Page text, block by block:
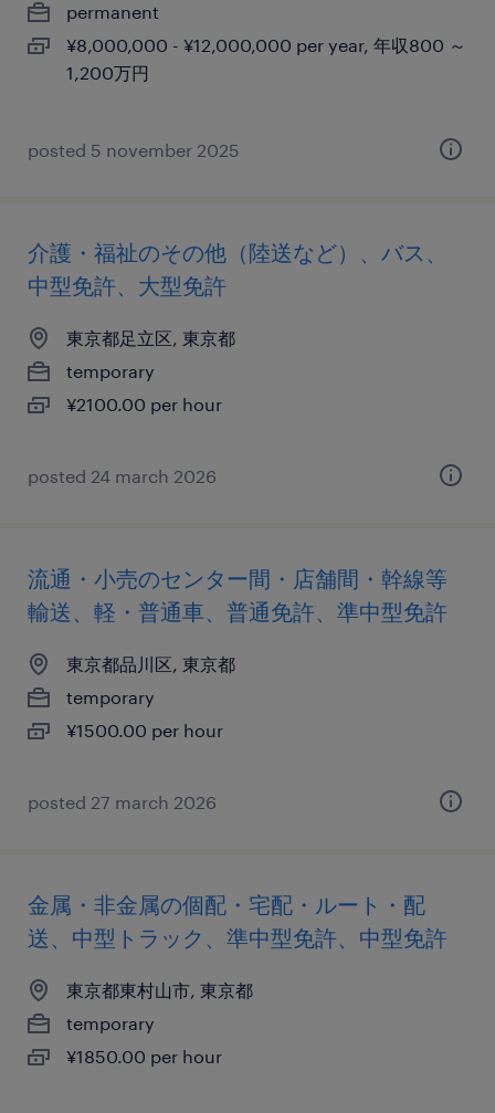
permanent
¥8,000,000 - ¥12,000,000 per year, 年収800 ～
1,200万円
posted 5 november 2025
介護・福祉のその他（陸送など）、バス、
中型免許、大型免許
東京都足立区, 東京都
temporary
¥2100.00 per hour
posted 24 march 2026
流通・小売のセンター間・店舗間・幹線等
輸送、軽・普通車、普通免許、準中型免許
東京都品川区, 東京都
temporary
¥1500.00 per hour
posted 27 march 2026
金属・非金属の個配・宅配・ルート・配
送、中型トラック、準中型免許、中型免許
東京都東村山市, 東京都
temporary
¥1850.00 per hour